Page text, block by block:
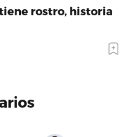
rostro, historia